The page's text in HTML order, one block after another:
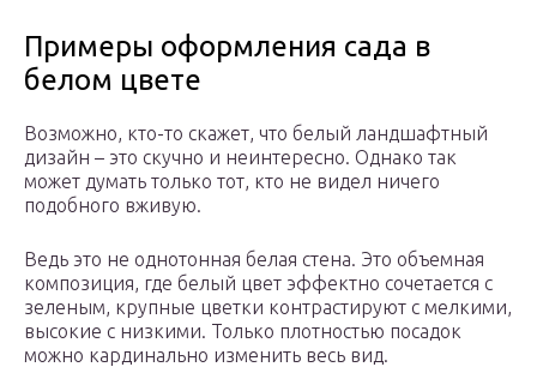
Примеры оформления сада в
белом цвете
Возможно, кто-то скажет, что белый ландшафтный
дизайн – это скучно и неинтересно. Однако так
может думать только тот, кто не видел ничего
подобного вживую.
Ведь это не однотонная белая стена. Это объемная
композиция, где белый цвет эффектно сочетается с
зеленым, крупные цветки контрастируют с мелкими,
высокие с низкими. Только плотностью посадок
можно кардинально изменить весь вид.